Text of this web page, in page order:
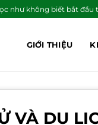
như không biết bắt đầu
GIỚI THIỆU
VÀ DU